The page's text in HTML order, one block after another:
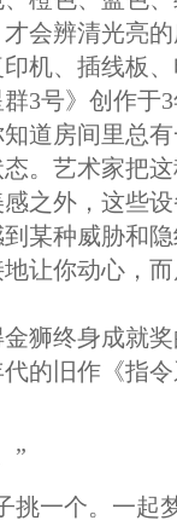
会辨清光亮
机、插线板
3号》创作于
道房间里总
。艺术家把
之外，这些
某种威胁和
让你动心，
狮终身成就
的旧作《指
”
挑一个。一起